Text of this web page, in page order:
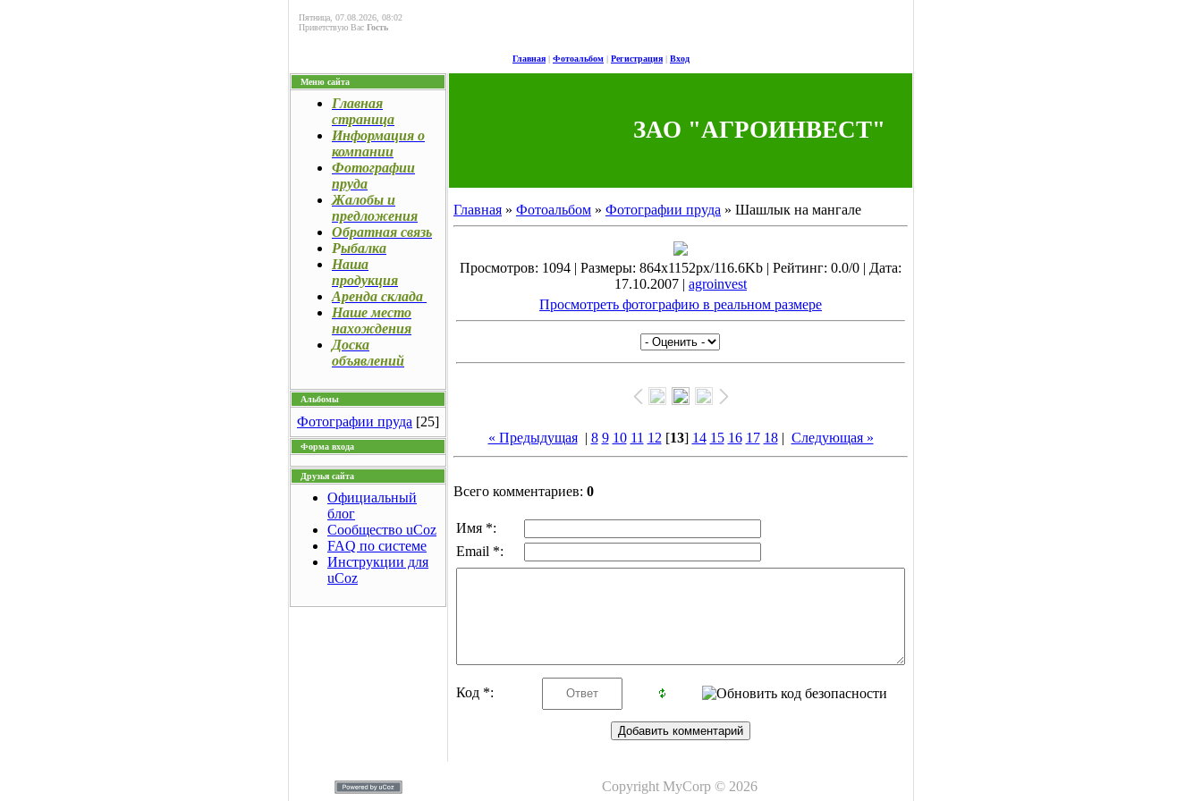
Пятница, 07.08.2026, 08:02
Приветствую Вас Гость
Главная | Фотоальбом | Регистрация | Вход
Меню сайта
Главная
страница
Информация о
компании
Фотографии
пруда
Жалобы и
предложения
Обратная связь
Рыбалка
Наша
продукция
Аренда склада
Наше место
нахождения
Доска
объявлений
Альбомы
Фотографии пруда [25]
Форма входа
Друзья сайта
Официальный
блог
Сообщество uCoz
FAQ по системе
Инструкции для
uCoz
ЗАО "АГРОИНВЕСТ"
Главная » Фотоальбом » Фотографии пруда » Шашлык на мангале
Просмотров: 1094 | Размеры: 864x1152px/116.6Kb | Рейтинг: 0.0/0 | Дата:
17.10.2007 | agroinvest
Просмотреть фотографию в реальном размере
« Предыдущая| 8 9 10 11 12 [13] 14 15 16 17 18| Следующая »
Всего комментариев: 0
Имя *:
Email *:
Код *:
Copyright MyCorp © 2026